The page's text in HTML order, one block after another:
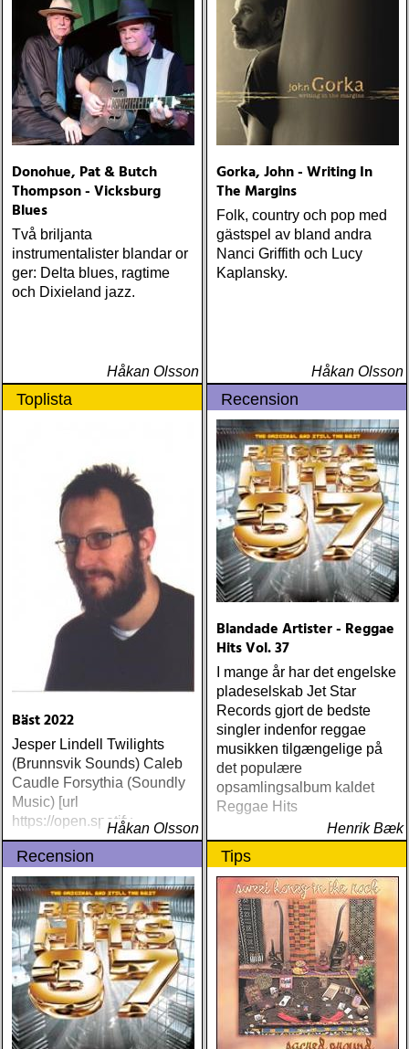
Donohue, Pat & Butch
Thompson - Vicksburg
Blues
Två briljanta
instrumentalister blandar or
ger: Delta blues, ragtime
och Dixieland jazz.
Håkan Olsson
Gorka, John - Writing In
The Margins
Folk, country och pop med
gästspel av bland andra
Nanci Griffith och Lucy
Kaplansky.
Håkan Olsson
Toplista
Bäst 2022
Jesper Lindell Twilights
(Brunnsvik Sounds) Caleb
Caudle Forsythia (Soundly
Music) [url
https://open.spotifyHåkan Olsson
Recension
Blandade Artister - Reggae
Hits Vol. 37
I mange år har det engelske
pladeselskab Jet Star
Records gjort de bedste
singler indenfor reggae
musikken tilgængelige på
det populære
opsamlingsalbum kaldet
Reggae Hits
Henrik Bæk
Recension Tips